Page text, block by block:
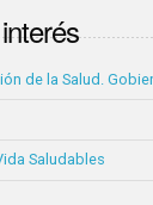
de la Salud.
Saludables